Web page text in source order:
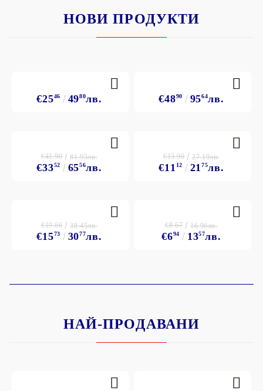
НОВИ ПРОДУКТИ
€2546 4980лв. €4890 9564лв.
€3352 6556лв.
€41.90 81.95лв.
€11 12 2175лв.
€13.90 27.19лв.
€1573 3077лв.
€19.66 38.45лв.
€694 1357лв.
€8.67 16.96лв.
НАЙ-ПРОДАВАНИ